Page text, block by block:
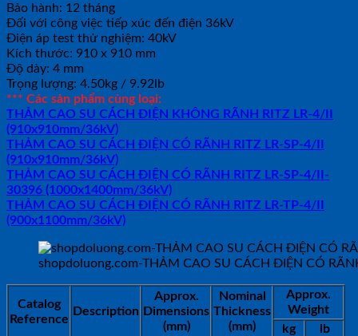
Bảo hành: 12 tháng
Đối với công việc tiếp xúc đến điện 36kV
Điện áp test thử nghiệm: 40kV
Kích thước: 910 x 910 mm
Độ dày: 4 mm
Trọng lượng: 4.50kg / 9.92lb
*** Các sản phẩm cùng loại:
THẢM CAO SU CÁCH ĐIỆN KHÔNG RÃNH RITZ LR-4/II
(910x910mm/36kV)
THẢM CAO SU CÁCH ĐIỆN CÓ RÃNH RITZ LR-SP-4/II
(910x910mm/36kV)
THẢM CAO SU CÁCH ĐIỆN CÓ RÃNH RITZ LR-SP-4/II-
30396 (1000x1400mm/36kV)
THẢM CAO SU CÁCH ĐIỆN CÓ RÃNH RITZ LR-TP-4/II
(900x1100mm/36kV)
shopdoluong.com-THẢM CAO SU CÁCH ĐIỆN CÓ
Catalog
Reference
Description
Approx.
Dimensions
(mm)
Nominal
Thickness
(mm)
Approx.
Weight
kg
lb